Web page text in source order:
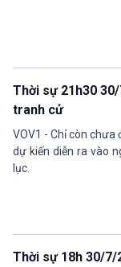
Thời sự 21h30
tranh cử
VOV1 - Chỉ còn
dự kiến diễn ra vào
lục.
Thời sự 18h 30/7/